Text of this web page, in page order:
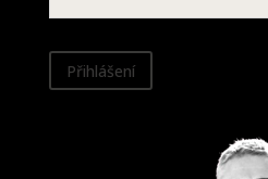
Přihlášení